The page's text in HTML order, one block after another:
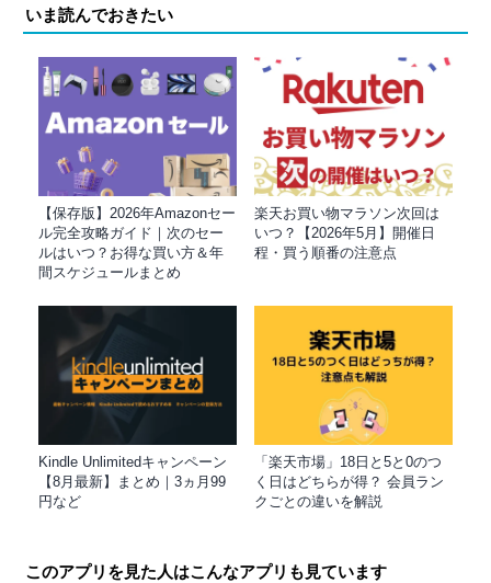
いま読んでおきたい
【保存版】2026年Amazonセー
ル完全攻略ガイド｜次のセー
ルはいつ？お得な買い方＆年
間スケジュールまとめ
楽天お買い物マラソン次回は
いつ？【2026年5月】開催日
程・買う順番の注意点
Kindle Unlimitedキャンペーン
【8月最新】まとめ｜3ヵ月99
円など
「楽天市場」18日と5と0のつ
く日はどちらが得？ 会員ラン
クごとの違いを解説
このアプリを見た人はこんなアプリも見ています